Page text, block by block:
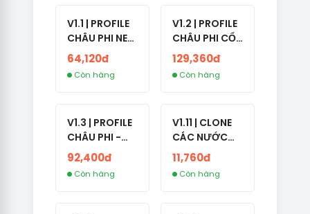
V1.1 | PROFILE
CHÂU PHI NEW
- NO 2FA - ĐA
SỐ BẠN BÈ
CAO
64,120đ
Còn hàng
V1.2 | PROFILE
CHÂU PHI CỔ
- NO 2FA -
LIVE ADS -
NĂM TẠO
129,360đ
Còn hàng
V1.3 | PROFILE
CHÂU PHI -
NO 2FA - LIVE
ADS
92,400đ
Còn hàng
V1.11 | CLONE
CÁC NƯỚC
CÓ 2FA -
INDIA - HÀNG
1 HOTMAIL
11,760đ
Còn hàng